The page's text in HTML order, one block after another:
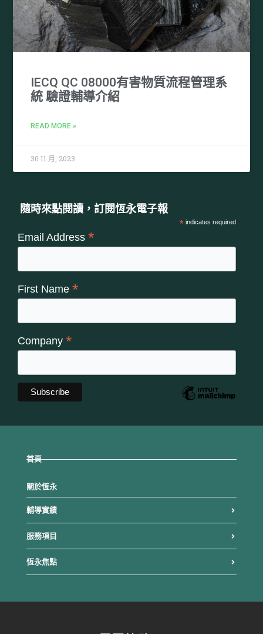
IECQ QC 08000有害物質流程管理系
統 驗證輔導介紹
READ MORE »
30 11 月, 2023
隨時來點閱讀，訂閱恆永電子報
* indicates required
Email Address *
First Name *
Company *
首頁
關於恆永
輔導實績
服務項目
恆永焦點